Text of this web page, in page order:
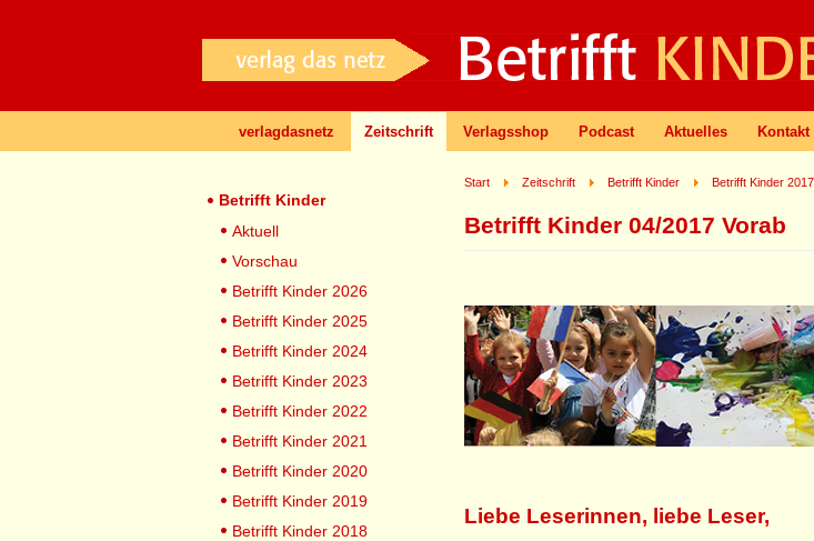
verlagdasnetz Zeitschrift Verlagsshop Podcast Aktuelles Kontakt
Start Zeitschrift Betrifft Kinder Betrifft Kinder 2017
Betrifft Kinder 04/2017 Vorab
Liebe Leserinnen, liebe Leser,
Betrifft Kinder
Aktuell
Vorschau
Betrifft Kinder 2026
Betrifft Kinder 2025
Betrifft Kinder 2024
Betrifft Kinder 2023
Betrifft Kinder 2022
Betrifft Kinder 2021
Betrifft Kinder 2020
Betrifft Kinder 2019
Betrifft Kinder 2018